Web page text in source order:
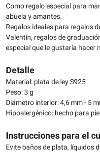
Como regalo especial para
abuela y amantes.
Regalos ideales para regalos
Valentín, regalos de
especial que le gustaría hacer
Detalle
Material: plata de ley S925
Peso: 3 g
Diámetro interior: 4,6 mm - 5
Hipoalergénico: hecho para
Instrucciones para el
Evite baños de plata, líquidos